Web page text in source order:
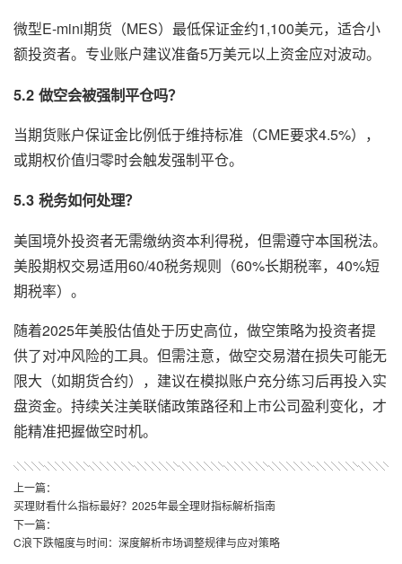
微型E-mini期货（MES）最低保证金约1,100美元，适合小
额投资者。专业账户建议准备5万美元以上资金应对波动。
5.2 做空会被强制平仓吗？
当期货账户保证金比例低于维持标准（CME要求4.5%），
或期权价值归零时会触发强制平仓。
5.3 税务如何处理？
美国境外投资者无需缴纳资本利得税，但需遵守本国税法。
美股期权交易适用60/40税务规则（60%长期税率，40%短
期税率）。
随着2025年美股估值处于历史高位，做空策略为投资者提
供了对冲风险的工具。但需注意，做空交易潜在损失可能无
限大（如期货合约），建议在模拟账户充分练习后再投入实
盘资金。持续关注美联储政策路径和上市公司盈利变化，才
能精准把握做空时机。
上一篇：
买理财看什么指标最好？2025年最全理财指标解析指南
下一篇：
C浪下跌幅度与时间：深度解析市场调整规律与应对策略